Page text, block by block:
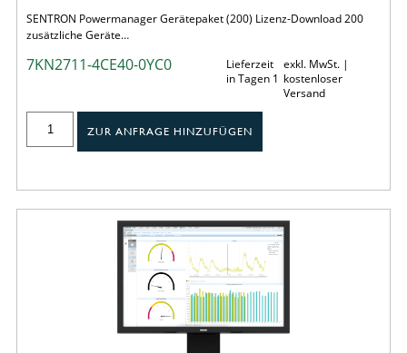
SENTRON Powermanager Gerätepaket (200) Lizenz-Download 200
zusätzliche Geräte…
7KN2711-4CE40-0YC0
Lieferzeit
in Tagen 1
exkl. MwSt. |
kostenloser
Versand
ZUR ANFRAGE HINZUFÜGEN